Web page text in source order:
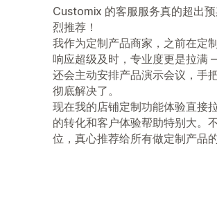
Customix 的客服服务真的超出
烈推荐！
我作为定制产品商家，之前在定
响应超级及时，专业度更是拉
还会主动安排产品演示会议，手
彻底解决了。
现在我的店铺定制功能体验直接
的转化和客户体验帮助特别大。
位，真心推荐给所有做定制产品